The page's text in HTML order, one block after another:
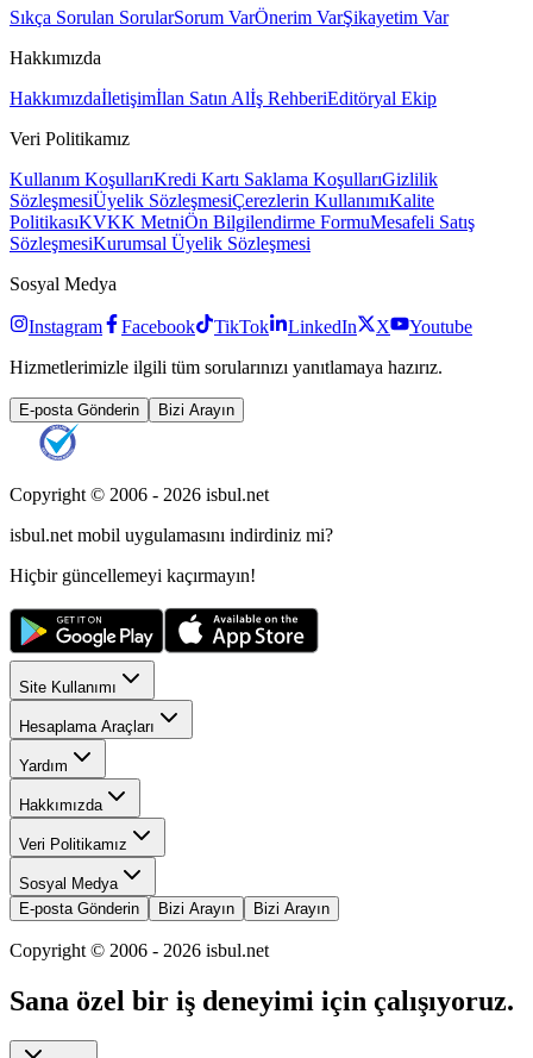
Sıkça Sorulan SorularSorum VarÖnerim VarŞikayetim Var
Hakkımızda
Hakkımızdaİletişimİlan Satın Alİş RehberiEditöryal Ekip
Veri Politikamız
Kullanım KoşullarıKredi Kartı Saklama KoşullarıGizlilik
SözleşmesiÜyelik SözleşmesiÇerezlerin KullanımıKalite
PolitikasıKVKK MetniÖn Bilgilendirme FormuMesafeli Satış
SözleşmesiKurumsal Üyelik Sözleşmesi
Sosyal Medya
Instagram Facebook TikTok LinkedIn X
Youtube
Hizmetlerimizle ilgili tüm sorularınızı yanıtlamaya hazırız.
E-posta Gönderin Bizi Arayın
Copyright © 2006 - 2026 isbul.net
isbul.net mobil uygulamasını indirdiniz mi?
Hiçbir güncellemeyi kaçırmayın!
Site Kullanımı
Hesaplama Araçları
Yardım
Hakkımızda
Veri Politikamız
Sosyal Medya
E-posta Gönderin
Bizi Arayın Bizi Arayın
Copyright © 2006 - 2026 isbul.net
Sana özel bir iş deneyimi için çalışıyoruz.